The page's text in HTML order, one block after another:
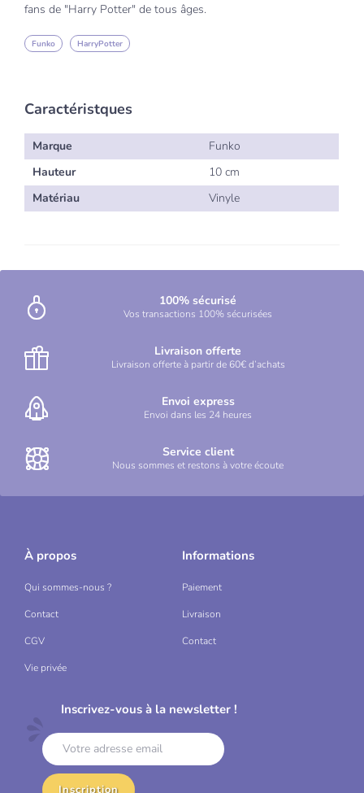
fans de "Harry Potter" de tous âges.
Funko HarryPotter
Caractéristques
Marque
Funko
Hauteur
10 cm
Matériau
Vinyle
100% sécurisé
Vos transactions 100% sécurisées
Livraison offerte
Livraison offerte à partir de 60€ d’achats
Envoi express
Envoi dans les 24 heures
Service client
Nous sommes et restons à votre écoute
À propos
Qui sommes-nous ?
Contact
CGV
Vie privée
Informations
Paiement
Livraison
Contact
Inscrivez-vous à la newsletter !
Inscription